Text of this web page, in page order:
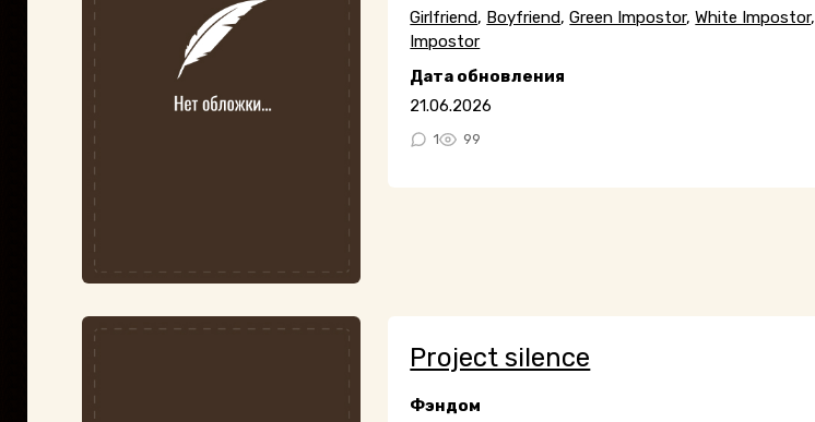
Girlfriend, Boyfriend,Green Impostor,White Impostor,
Impostor
Дата обновления
21.06.2026
1 99
Project silence
Фэндом